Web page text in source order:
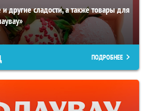
другие сладости, а также товары для
ПОДРОБНЕЕ